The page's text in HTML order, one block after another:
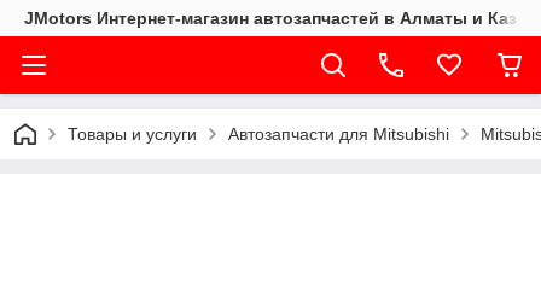
JMotors Интернет-магазин автозапчастей в Алматы и
Товары и услуги Автозапчасти для Mitsubishi